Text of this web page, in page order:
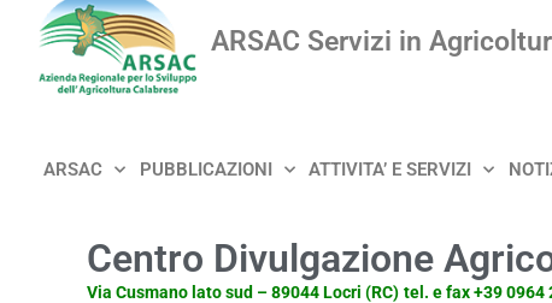
ARSAC Servizi in
ARSAC PUBBLICAZIONI ATTIVITA’ E SERVIZI
Centro Divulgazione
Via Cusmano lato sud – 89044 Locri (RC) tel. e fax +39 0964